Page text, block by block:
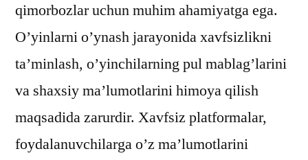
qimorbozlar uchun muhim ahamiyatga ega.
O’yinlarni o’ynash jarayonida xavfsizlikni
ta’minlash, o’yinchilarning pul mablag’larini
va shaxsiy ma’lumotlarini himoya qilish
maqsadida zarurdir. Xavfsiz platformalar,
foydalanuvchilarga o’z ma’lumotlarini